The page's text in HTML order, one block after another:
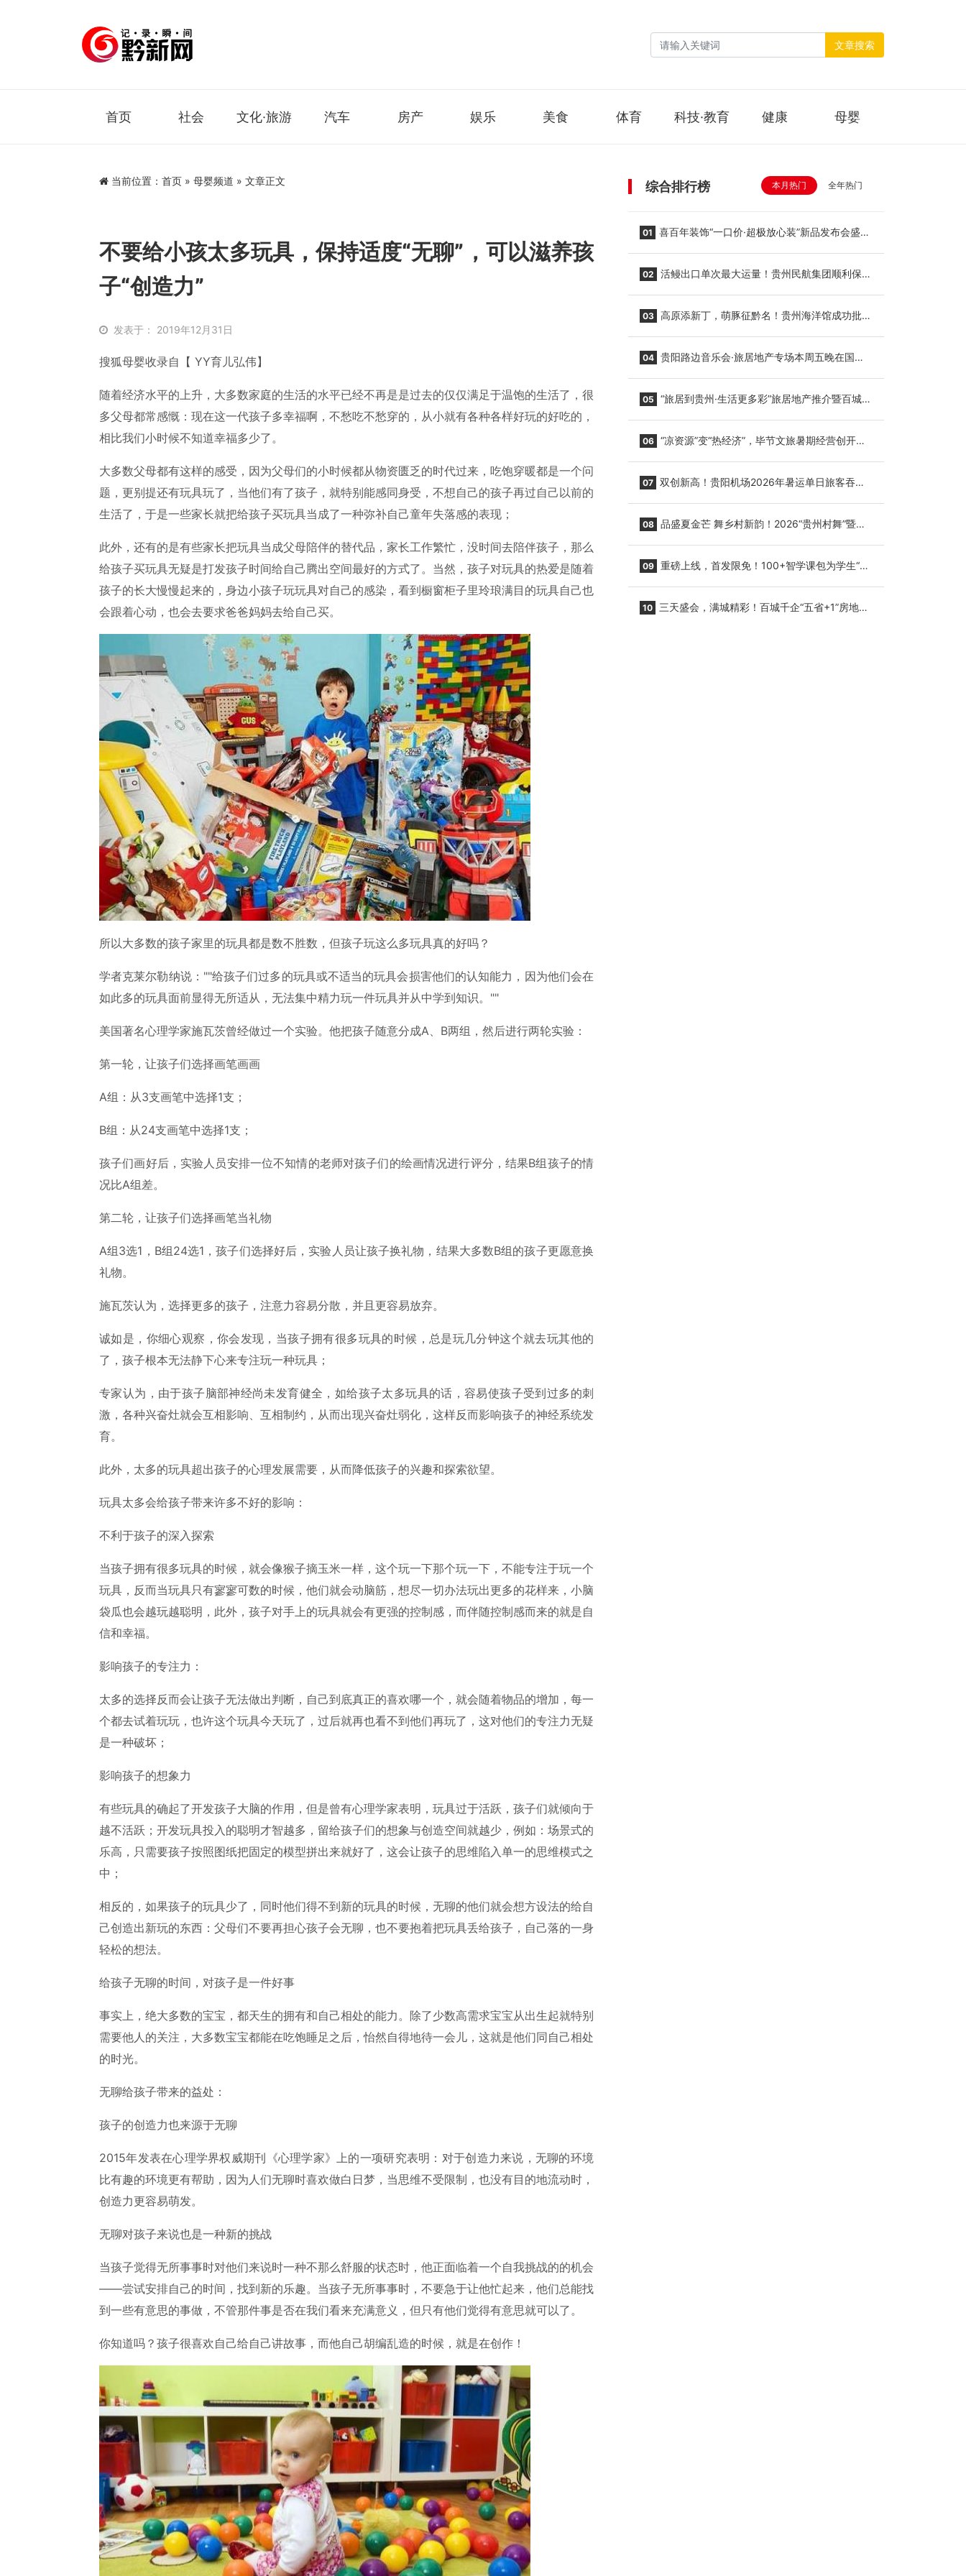
文章搜索
首页 社会 文化·旅游 汽车 房产 娱乐 美食 体育 科技·教育 健康 母婴
当前位置： 首页 » 母婴频道 » 文章正文
不要给小孩太多玩具，保持适度“无聊”，可以滋养孩
子“创造力”
发表于： 2019年12月31日
搜狐母婴收录自【 YY育儿弘伟】
随着经济水平的上升，大多数家庭的生活的水平已经不再是是过去的仅仅满足于温饱的生活了，很
多父母都常感慨：现在这一代孩子多幸福啊，不愁吃不愁穿的，从小就有各种各样好玩的好吃的，
相比我们小时候不知道幸福多少了。
大多数父母都有这样的感受，因为父母们的小时候都从物资匮乏的时代过来，吃饱穿暖都是一个问
题，更别提还有玩具玩了，当他们有了孩子，就特别能感同身受，不想自己的孩子再过自己以前的
生活了，于是一些家长就把给孩子买玩具当成了一种弥补自己童年失落感的表现；
此外，还有的是有些家长把玩具当成父母陪伴的替代品，家长工作繁忙，没时间去陪伴孩子，那么
给孩子买玩具无疑是打发孩子时间给自己腾出空间最好的方式了。当然，孩子对玩具的热爱是随着
孩子的长大慢慢起来的，身边小孩子玩玩具对自己的感染，看到橱窗柜子里玲琅满目的玩具自己也
会跟着心动，也会去要求爸爸妈妈去给自己买。
所以大多数的孩子家里的玩具都是数不胜数，但孩子玩这么多玩具真的好吗？
学者克莱尔勒纳说：""给孩子们过多的玩具或不适当的玩具会损害他们的认知能力，因为他们会在
如此多的玩具面前显得无所适从，无法集中精力玩一件玩具并从中学到知识。""
美国著名心理学家施瓦茨曾经做过一个实验。他把孩子随意分成A、B两组，然后进行两轮实验：
第一轮，让孩子们选择画笔画画
A组：从3支画笔中选择1支；
B组：从24支画笔中选择1支；
孩子们画好后，实验人员安排一位不知情的老师对孩子们的绘画情况进行评分，结果B组孩子的情
况比A组差。
第二轮，让孩子们选择画笔当礼物
A组3选1，B组24选1，孩子们选择好后，实验人员让孩子换礼物，结果大多数B组的孩子更愿意换
礼物。
施瓦茨认为，选择更多的孩子，注意力容易分散，并且更容易放弃。
诚如是，你细心观察，你会发现，当孩子拥有很多玩具的时候，总是玩几分钟这个就去玩其他的
了，孩子根本无法静下心来专注玩一种玩具；
专家认为，由于孩子脑部神经尚未发育健全，如给孩子太多玩具的话，容易使孩子受到过多的刺
激，各种兴奋灶就会互相影响、互相制约，从而出现兴奋灶弱化，这样反而影响孩子的神经系统发
育。
此外，太多的玩具超出孩子的心理发展需要，从而降低孩子的兴趣和探索欲望。
玩具太多会给孩子带来许多不好的影响：
不利于孩子的深入探索
当孩子拥有很多玩具的时候，就会像猴子摘玉米一样，这个玩一下那个玩一下，不能专注于玩一个
玩具，反而当玩具只有寥寥可数的时候，他们就会动脑筋，想尽一切办法玩出更多的花样来，小脑
袋瓜也会越玩越聪明，此外，孩子对手上的玩具就会有更强的控制感，而伴随控制感而来的就是自
信和幸福。
影响孩子的专注力：
太多的选择反而会让孩子无法做出判断，自己到底真正的喜欢哪一个，就会随着物品的增加，每一
个都去试着玩玩，也许这个玩具今天玩了，过后就再也看不到他们再玩了，这对他们的专注力无疑
是一种破坏；
影响孩子的想象力
有些玩具的确起了开发孩子大脑的作用，但是曾有心理学家表明，玩具过于活跃，孩子们就倾向于
越不活跃；开发玩具投入的聪明才智越多，留给孩子们的想象与创造空间就越少，例如：场景式的
乐高，只需要孩子按照图纸把固定的模型拼出来就好了，这会让孩子的思维陷入单一的思维模式之
中；
相反的，如果孩子的玩具少了，同时他们得不到新的玩具的时候，无聊的他们就会想方设法的给自
己创造出新玩的东西：父母们不要再担心孩子会无聊，也不要抱着把玩具丢给孩子，自己落的一身
轻松的想法。
给孩子无聊的时间，对孩子是一件好事
事实上，绝大多数的宝宝，都天生的拥有和自己相处的能力。除了少数高需求宝宝从出生起就特别
需要他人的关注，大多数宝宝都能在吃饱睡足之后，怡然自得地待一会儿，这就是他们同自己相处
的时光。
无聊给孩子带来的益处：
孩子的创造力也来源于无聊
2015年发表在心理学界权威期刊《心理学家》上的一项研究表明：对于创造力来说，无聊的环境
比有趣的环境更有帮助，因为人们无聊时喜欢做白日梦，当思维不受限制，也没有目的地流动时，
创造力更容易萌发。
无聊对孩子来说也是一种新的挑战
当孩子觉得无所事事时对他们来说时一种不那么舒服的状态时，他正面临着一个自我挑战的的机会
——尝试安排自己的时间，找到新的乐趣。当孩子无所事事时，不要急于让他忙起来，他们总能找
到一些有意思的事做，不管那件事是否在我们看来充满意义，但只有他们觉得有意思就可以了。
你知道吗？孩子很喜欢自己给自己讲故事，而他自己胡编乱造的时候，就是在创作！
综合排行榜 本月热门 全年热门
01 喜百年装饰“一口价·超极放心装”新品发布会盛大
02 活鳗出口单次最大运量！贵州民航集团顺利保障
03 高原添新丁，萌豚征黔名！贵州海洋馆成功批量
04 贵阳路边音乐会·旅居地产专场本周五晚在国际
05 “旅居到贵州·生活更多彩”旅居地产推介暨百城千
06 “凉资源”变“热经济”，毕节文旅暑期经营创开门
07 双创新高！贵阳机场2026年暑运单日旅客吞吐
08 品盛夏金芒 舞乡村新韵！2026“贵州村舞”暨望
09 重磅上线，首发限免！100+智学课包为学生“精
10 三天盛会，满城精彩！百城千企“五省+1”房地产